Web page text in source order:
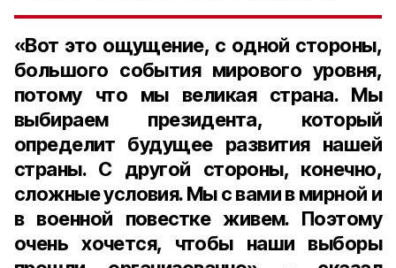
«Вот это ощущение, с одной стороны,
большого события мирового уровня,
потому что мы великая страна. Мы
выбираем президента, который
определит будущее развития нашей
страны. С другой стороны, конечно,
сложные условия. Мы с вами в мирной и
в военной повестке живем. Поэтому
очень хочется, чтобы наши выборы